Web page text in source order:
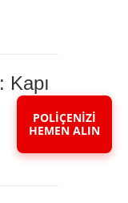
Kapı
POLİÇENİZİ
HEMEN ALIN